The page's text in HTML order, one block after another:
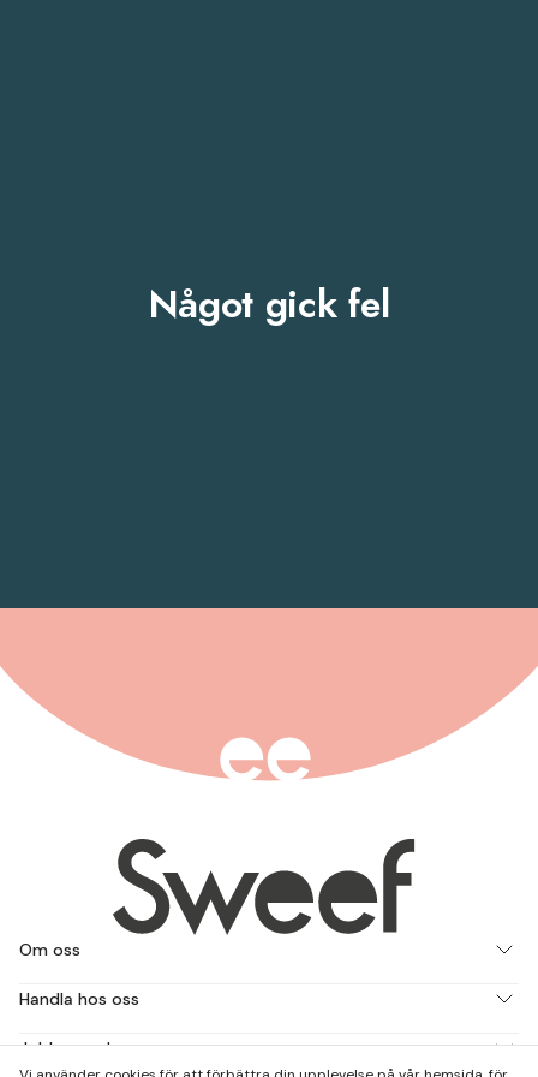
Något gick fel
Om oss
Handla hos oss
Jobba med oss